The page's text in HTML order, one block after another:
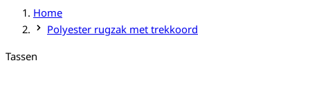
Home
Polyester rugzak met trekkoord
Tassen